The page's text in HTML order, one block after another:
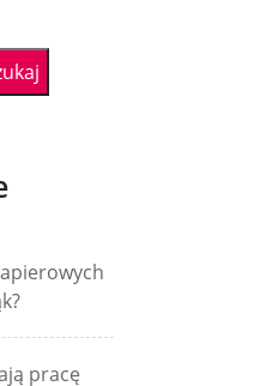
pracę